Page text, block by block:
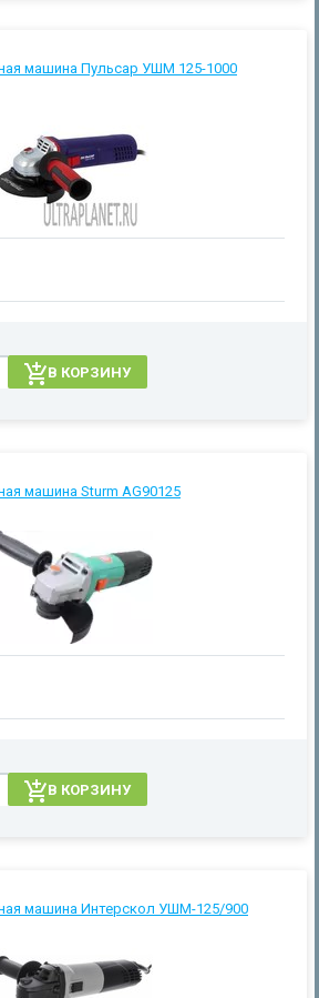
машина Пульсар УШМ 125-1000
В КОРЗИНУ
машина Sturm AG90125
В КОРЗИНУ
машина Интерскол УШМ-125/900